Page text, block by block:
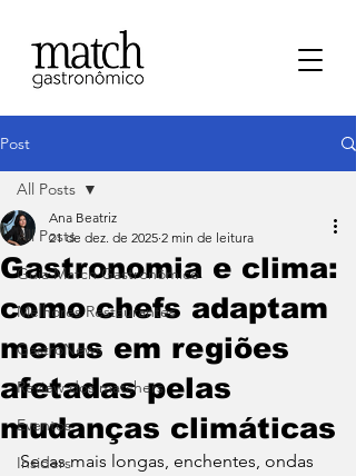
Post
All Posts
⁠Guia Match Gastronômico
Melhores Restaurantes
⁠GastroNews
Review dos matchers
Eventos
⁠Insiders
All Posts
Gastronomia e clima:
como chefs adaptam
menus em regiões
afetadas pelas
mudanças climáticas
Ana Beatriz
21 de dez. de 2025 2 min de leitura
Secas mais longas, enchentes, ondas